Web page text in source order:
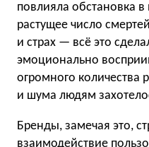
повлияла обстановка
растущее число
и страх — всё это
эмоционально
огромного
и шума людям
Бренды, замечая это,
взаимодействие